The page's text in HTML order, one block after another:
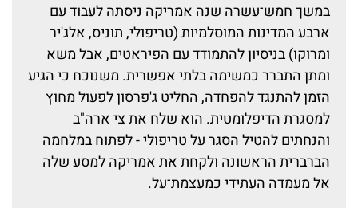
במשך חמש־עשרה שנה אמריקה ניסתה לעבוד עם
ארבע המדינות המוסלמיות (טריפולי, תוניס, אלג'יר
ומרוקו) בניסיון להתמודד עם הפיראטים, אבל משא
ומתן התברר כמשימה בלתי אפשרית. משנוכח כי הגיע
הזמן להתנגד להפחדה, החליט ג'פרסון לפעול מחוץ
למסגרת הדיפלומטית. הוא שלח את צי ארה"ב
והנחתים להטיל הסגר על טריפולי - לפתוח במלחמה
הברברית הראשונה ולקחת את אמריקה למסע שלה
אל מעמדה העתידי כמעצמת־על.